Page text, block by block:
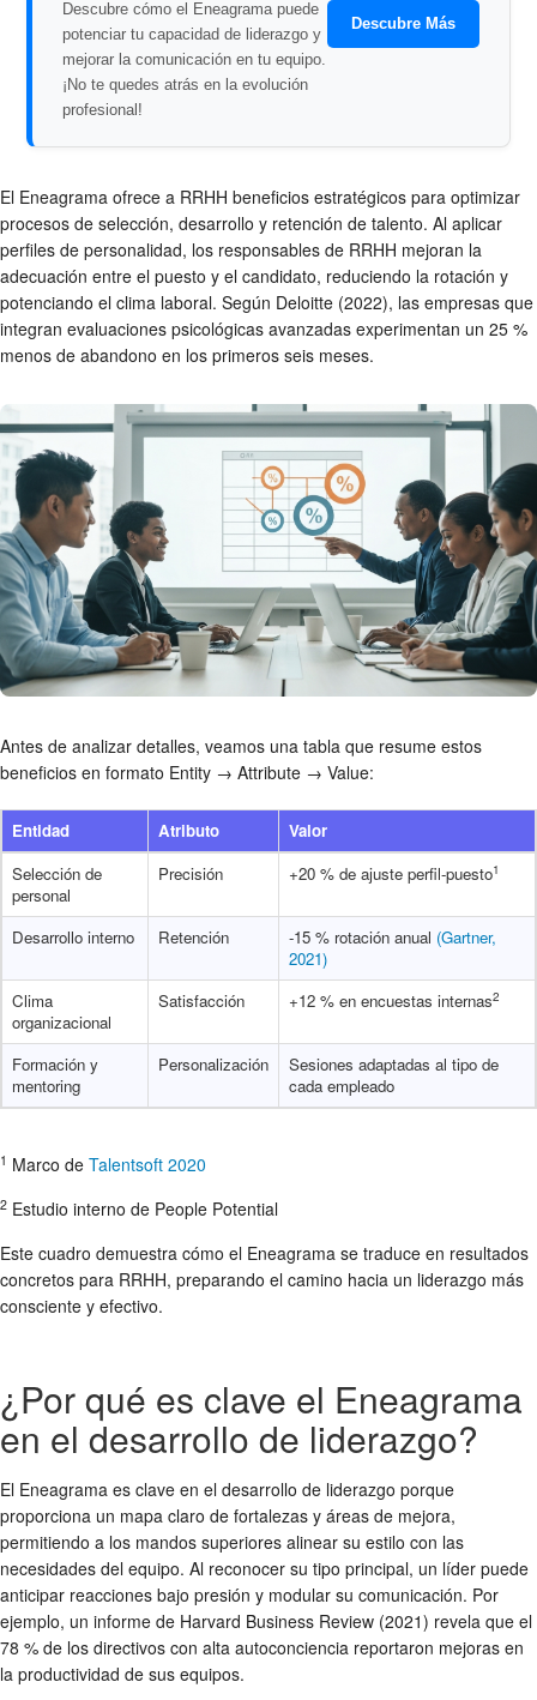
Descubre cómo el Eneagrama puede
potenciar tu capacidad de liderazgo y
mejorar la comunicación en tu equipo.
¡No te quedes atrás en la evolución
profesional!
Descubre Más
El Eneagrama ofrece a RRHH beneficios estratégicos para optimizar
procesos de selección, desarrollo y retención de talento. Al aplicar
perfiles de personalidad, los responsables de RRHH mejoran la
adecuación entre el puesto y el candidato, reduciendo la rotación y
potenciando el clima laboral. Según Deloitte (2022), las empresas que
integran evaluaciones psicológicas avanzadas experimentan un 25 %
menos de abandono en los primeros seis meses.
Antes de analizar detalles, veamos una tabla que resume estos
beneficios en formato Entity → Attribute → Value:
Entidad Atributo
Valor
Selección de
personal
Precisión +20 % de ajuste perfil-puesto1
Desarrollo interno Retención -15 % rotación anual (Gartner,
2021)
Clima
organizacional
Satisfacción +12 % en encuestas internas2
Formación y
mentoring
Personalización
Sesiones adaptadas al tipo de
cada empleado
1 Marco de Talentsoft 2020
2 Estudio interno de People Potential
Este cuadro demuestra cómo el Eneagrama se traduce en resultados
concretos para RRHH, preparando el camino hacia un liderazgo más
consciente y efectivo.
¿Por qué es clave el Eneagrama
en el desarrollo de liderazgo?
El Eneagrama es clave en el desarrollo de liderazgo porque
proporciona un mapa claro de fortalezas y áreas de mejora,
permitiendo a los mandos superiores alinear su estilo con las
necesidades del equipo. Al reconocer su tipo principal, un líder puede
anticipar reacciones bajo presión y modular su comunicación. Por
ejemplo, un informe de Harvard Business Review (2021) revela que el
78 % de los directivos con alta autoconciencia reportaron mejoras en
la productividad de sus equipos.